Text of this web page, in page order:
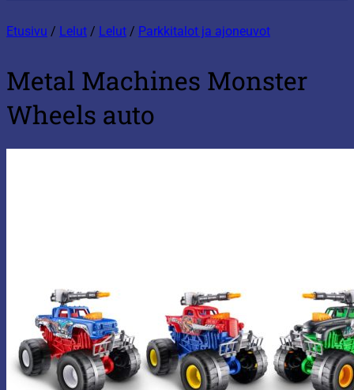
Etusivu / Lelut / Lelut / Parkkitalot ja ajoneuvot
Metal Machines Monster
Wheels auto